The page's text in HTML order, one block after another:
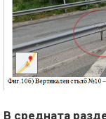
В средната